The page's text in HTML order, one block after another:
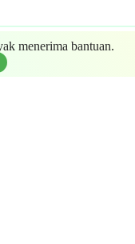
menerima bantuan.